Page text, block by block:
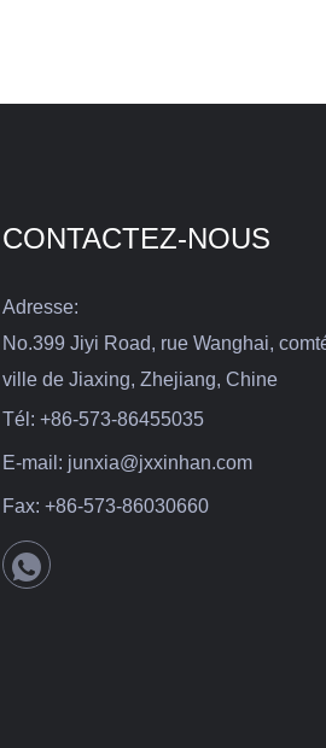
CONTACTEZ-NOUS
Adresse:
No.399 Jiyi Road, rue Wanghai,
ville de Jiaxing, Zhejiang, Chine
Tél: +86-573-86455035
E-mail: junxia@jxxinhan.com
Fax: +86-573-86030660